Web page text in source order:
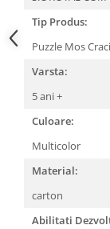
Povesti - Basme -
Realitatea
Tip Produs:
Puzzle Mos
Varsta:
5 ani +
Culoare:
Multicolor
Material:
carton
Abilitati